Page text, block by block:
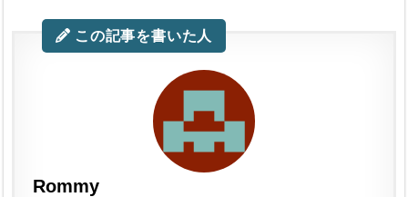
この記事を書いた人
Rommy